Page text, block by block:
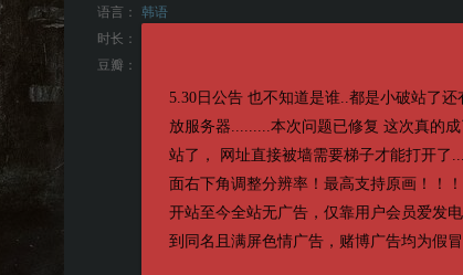
5.30日公告 也不知道是谁..都是小破站了还
放服务器.........本次问题已修复 这次真的成
站了， 网址直接被墙需要梯子才能打开了
面右下角调整分辨率！最高支持原画！！
开站至今全站无广告，仅靠用户会员爱发
到同名且满屏色情广告，赌博广告均为假
语言：
韩语
时长：
豆瓣：